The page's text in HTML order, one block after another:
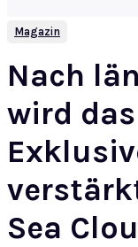
Magazin
Nach
wird
Sea